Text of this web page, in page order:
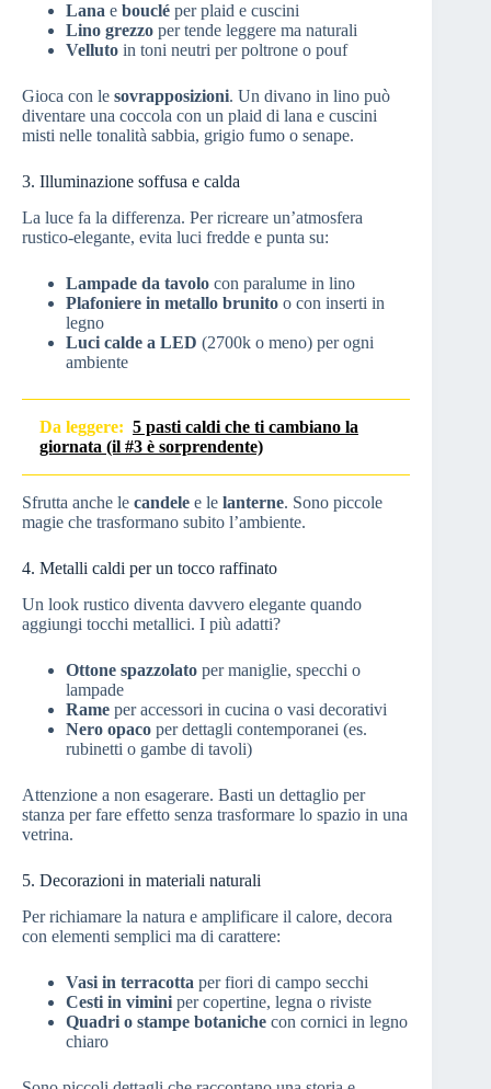
Lana e bouclé per plaid e cuscini
Lino grezzo per tende leggere ma naturali
Velluto in toni neutri per poltrone o pouf
Gioca con le sovrapposizioni. Un divano in lino può
diventare una coccola con un plaid di lana e cuscini
misti nelle tonalità sabbia, grigio fumo o senape.
3. Illuminazione soffusa e calda
La luce fa la differenza. Per ricreare un’atmosfera
rustico-elegante, evita luci fredde e punta su:
Lampade da tavolo con paralume in lino
Plafoniere in metallo brunito o con inserti in
legno
Luci calde a LED (2700k o meno) per ogni
ambiente
Da leggere: 5 pasti caldi che ti cambiano la
giornata (il #3 è sorprendente)
Sfrutta anche le candele e le lanterne. Sono piccole
magie che trasformano subito l’ambiente.
4. Metalli caldi per un tocco raffinato
Un look rustico diventa davvero elegante quando
aggiungi tocchi metallici. I più adatti?
Ottone spazzolato per maniglie, specchi o
lampade
Rame per accessori in cucina o vasi decorativi
Nero opaco per dettagli contemporanei (es.
rubinetti o gambe di tavoli)
Attenzione a non esagerare. Basti un dettaglio per
stanza per fare effetto senza trasformare lo spazio in una
vetrina.
5. Decorazioni in materiali naturali
Per richiamare la natura e amplificare il calore, decora
con elementi semplici ma di carattere:
Vasi in terracotta per fiori di campo secchi
Cesti in vimini per copertine, legna o riviste
Quadri o stampe botaniche con cornici in legno
chiaro